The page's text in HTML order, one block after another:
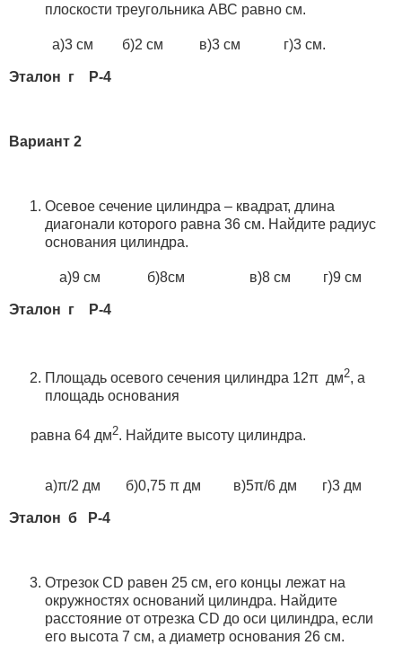
плоскости треугольника АВС равно см.
а)3 см б)2 см в)3 см г)3 см.
Эталон г Р-4
Вариант 2
Осевое сечение цилиндра – квадрат, длина
диагонали которого равна 36 см. Найдите радиус
основания цилиндра.
а)9 см б)8см в)8 см г)9 см
Эталон г Р-4
Площадь осевого сечения цилиндра 12π дм2, а
площадь основания
равна 64 дм2. Найдите высоту цилиндра.
а)π/2 дм б)0,75 π дм в)5π/6 дм г)3 дм
Эталон б Р-4
Отрезок CD равен 25 см, его концы лежат на
окружностях оснований цилиндра. Найдите
расстояние от отрезка CD до оси цилиндра, если
его высота 7 см, а диаметр основания 26 см.